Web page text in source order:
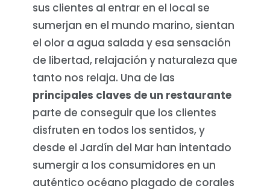
sus clientes al entrar en el local se
sumerjan en el mundo marino, sientan
el olor a agua salada y esa sensación
de libertad, relajación y naturaleza que
tanto nos relaja. Una de las
principales claves de un restaurante
parte de conseguir que los clientes
disfruten en todos los sentidos, y
desde el Jardín del Mar han intentado
sumergir a los consumidores en un
auténtico océano plagado de corales